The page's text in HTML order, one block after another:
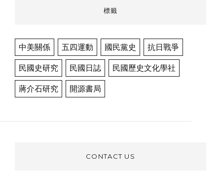
標籤
中美關係 五四運動 國民黨史 抗日戰爭
民國史研究 民國日誌 民國歷史文化學社
蔣介石研究 開源書局
CONTACT US